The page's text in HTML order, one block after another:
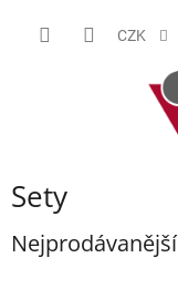
CZK
Sety
Nejprodávanější